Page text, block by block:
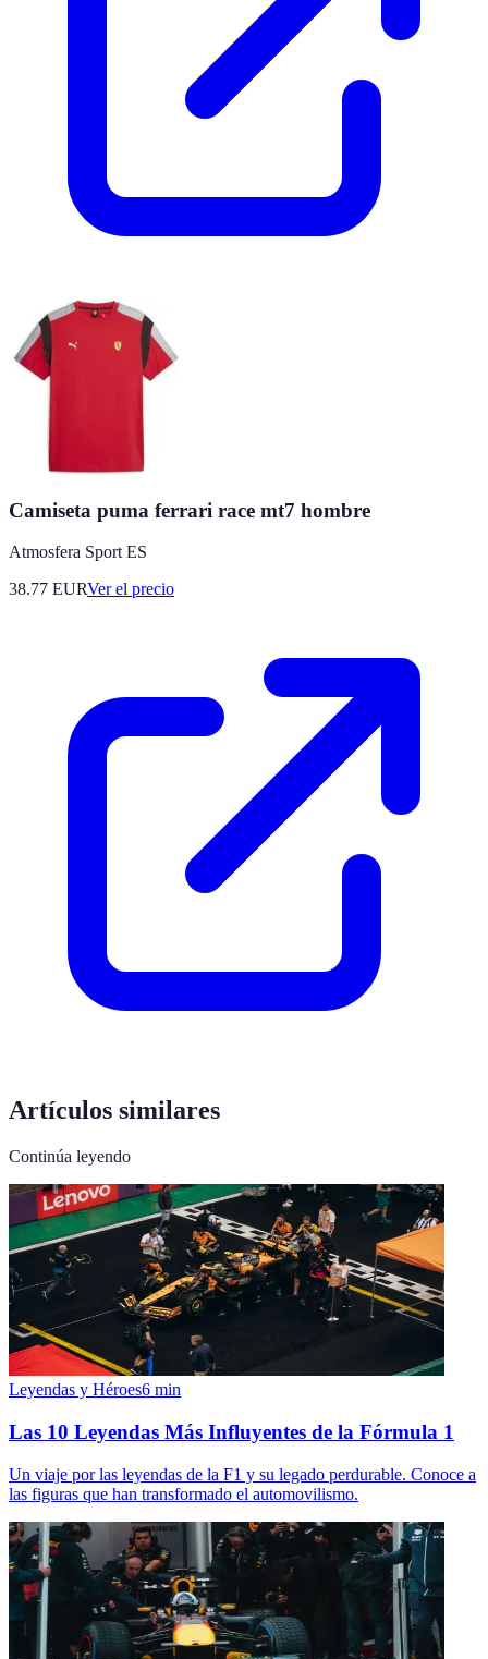
Camiseta puma ferrari race mt7 hombre
Atmosfera Sport ES
38.77 EURVer el precio
Artículos similares
Continúa leyendo
Leyendas y Héroes6 min
Las 10 Leyendas Más Influyentes de la Fórmula 1
Un viaje por las leyendas de la F1 y su legado perdurable. Conoce a
las figuras que han transformado el automovilismo.